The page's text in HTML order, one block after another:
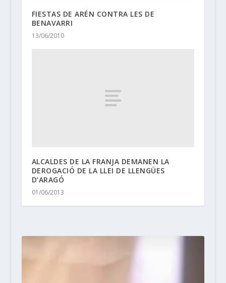
FIESTAS DE ARÉN CONTRA LES DE
BENAVARRI
13/06/2010
ALCALDES DE LA FRANJA DEMANEN LA
DEROGACIÓ DE LA LLEI DE LLENGÜES
D’ARAGÓ
01/06/2013